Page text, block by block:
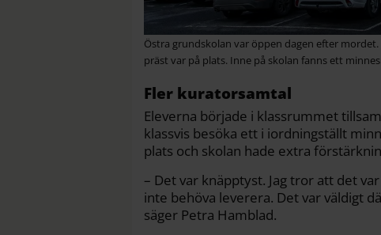
Östra grundskolan var öppen dagen efter
präst var på plats. Inne på skolan fanns ett
Fler kuratorsamtal
Eleverna började i klassrummet
klassvis besöka ett i iordningställt
plats och skolan hade extra
– Det var knäpptyst. Jag tror att det
inte behöva leverera. Det var väldigt
säger Petra Hamblad.